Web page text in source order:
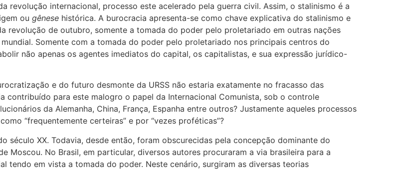
revolução internacional, processo este acelerado pela guerra civil. Assim, o stalinismo é a
ou gênese histórica. A burocracia apresenta-se como chave explicativa do stalinismo e
revolução de outubro, somente a tomada do poder pelo proletariado em outras nações
Somente com a tomada do poder pelo proletariado nos principais centros do
não apenas os agentes imediatos do capital, os capitalistas, e sua expressão jurídico-
e do futuro desmonte da URSS não estaria exatamente no fracasso das
contribuído para este malogro o papel da Internacional Comunista, sob o controle
da Alemanha, China, França, Espanha entre outros? Justamente aqueles processos
“frequentemente certeiras” e por “vezes proféticas”?
século XX. Todavia, desde então, foram obscurecidas pela concepção dominante do
Moscou. No Brasil, em particular, diversos autores procuraram a via brasileira para a
tendo em vista a tomada do poder. Neste cenário, surgiram as diversas teorias